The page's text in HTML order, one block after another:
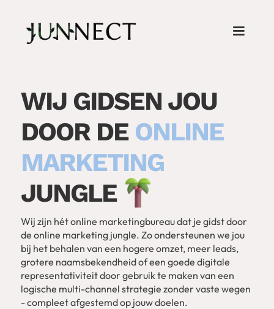
WIJ GIDSEN JOU
DOOR DE ONLINE
MARKETING
JUNGLE
Wij zijn hét online marketingbureau dat je gidst door
de online marketing jungle. Zo ondersteunen we jou
bij het behalen van een hogere omzet, meer leads,
grotere naamsbekendheid of een goede digitale
representativiteit door gebruik te maken van een
logische multi-channel strategie zonder vaste wegen
- compleet afgestemd op jouw doelen.